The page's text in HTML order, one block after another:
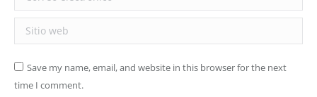
Sitio web
Save my name, email, and website in this browser for the next
time I comment.